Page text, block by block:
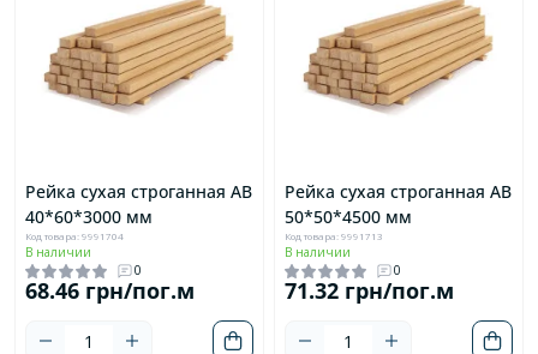
Рейка сухая строганная AB
40*60*3000 мм
Код товара: 9991704
В наличии
0
68.46 грн/пог.м
Рейка сухая строганная AB
50*50*4500 мм
Код товара: 9991713
В наличии
0
71.32 грн/пог.м